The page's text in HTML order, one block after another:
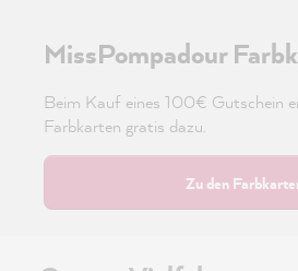
MissPompadour
Beim Kauf eines 100€ Gutschein
Farbkarten gratis dazu.
Zu den